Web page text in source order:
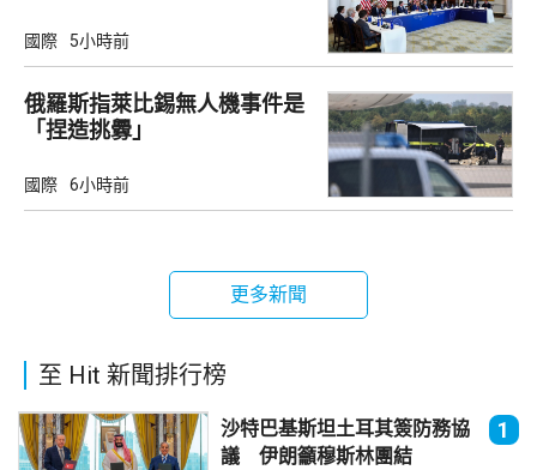
國際 5小時前
俄羅斯指萊比錫無人機事件是
「捏造挑釁」
國際 6小時前
更多新聞
至 Hit 新聞排行榜
沙特巴基斯坦土耳其簽防務協
議 伊朗籲穆斯林團結
1